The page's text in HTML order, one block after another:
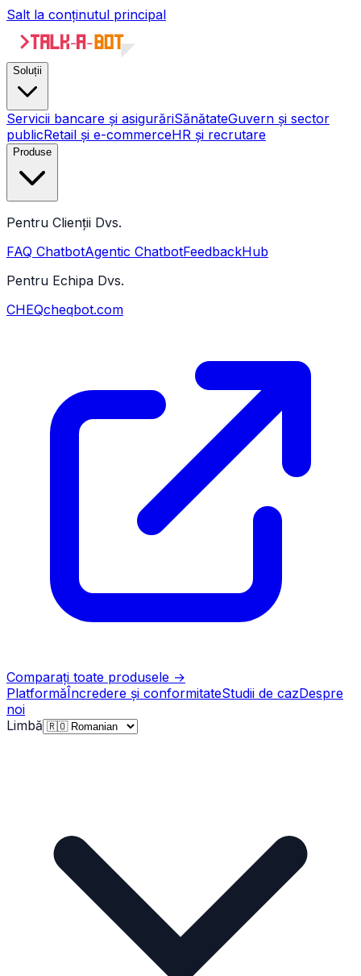
Salt la conținutul principal
Soluții
Servicii bancare și asigurăriSănătateGuvern și sector
publicRetail și e-commerceHR și recrutare
Produse
Pentru Clienții Dvs.
FAQ ChatbotAgentic ChatbotFeedbackHub
Pentru Echipa Dvs.
CHEQcheqbot.com
Comparați toate produsele →
PlatformăÎncredere și conformitateStudii de cazDespre
noi
Limbă